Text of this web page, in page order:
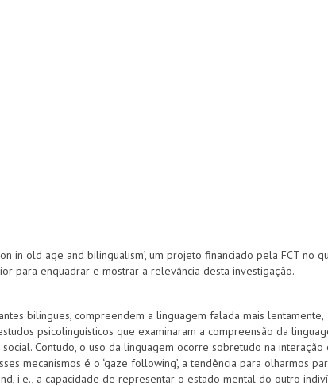
in old age and bilingualism’, um projeto financiado pela FCT no
para enquadrar e mostrar a relevância desta investigação.
bilingues, compreendem a linguagem falada mais lentamente,
psicolinguísticos que examinaram a compreensão da
Contudo, o uso da linguagem ocorre sobretudo na interação
mecanismos é o ‘gaze following’, a tendência para olharmos
i.e., a capacidade de representar o estado mental do outro